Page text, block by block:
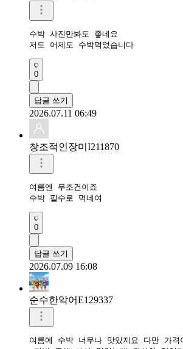
수박 사진만봐도 좋네요
저도 어제도 수박먹었습니다
0
답글 쓰기
2026.07.11 06:49
창조적인장미I211870
여름엔 무조건이죠
수박 필수로 먹네여
0
답글 쓰기
2026.07.09 16:08
순수한악어E129337
여름에 수박 너무나 맛있지요 다만 가